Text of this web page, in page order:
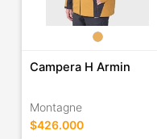
Campera H Armin
Montagne
$426.000